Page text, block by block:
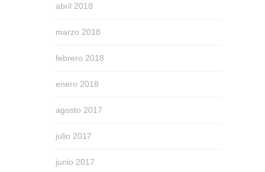
abril 2018
marzo 2018
febrero 2018
enero 2018
agosto 2017
julio 2017
junio 2017